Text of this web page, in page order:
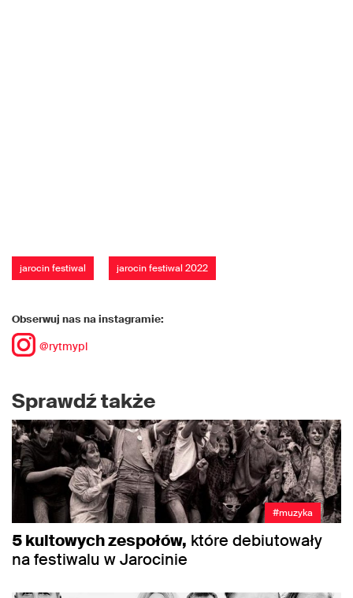
jarocin festiwal jarocin festiwal 2022
Obserwuj nas na instagramie:
@rytmypl
Sprawdź także
#muzyka
5 kultowych zespołów, które debiutowały
na festiwalu w Jarocinie